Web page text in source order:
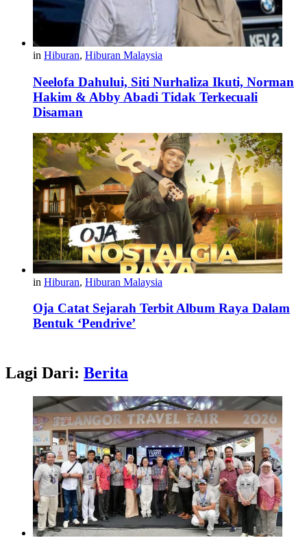
in Hiburan, Hiburan Malaysia
Neelofa Dahului, Siti Nurhaliza Ikuti, Norman
Hakim & Abby Abadi Tidak Terkecuali
Disaman
in Hiburan, Hiburan Malaysia
Oja Catat Sejarah Terbit Album Raya Dalam
Bentuk ‘Pendrive’
Lagi Dari: Berita